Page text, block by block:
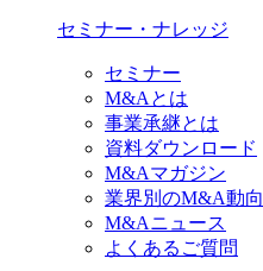
セミナー・ナレッジ
セミナー
M&Aとは
事業承継とは
資料ダウンロード
M&Aマガジン
業界別のM&A動向
M&Aニュース
よくあるご質問